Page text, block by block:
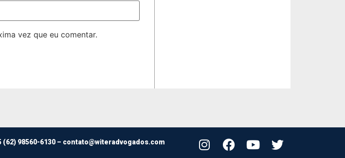
vez que eu comentar.
(62) 98560-6130 – contato@witeradvogados.com